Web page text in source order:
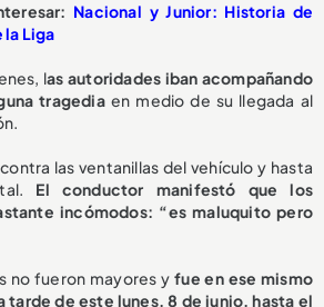
Nacional y Junior: Historia de
la Liga
las autoridades iban acompañando
tragediaen medio de su llegada al
las ventanillas del vehículo y hasta
El conductor manifestó que los
incómodos: “es maluquito pero
no fueron mayores yfue en ese mismo
tarde de este lunes, 8 de junio, hasta el